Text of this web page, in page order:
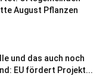
August Pflanzen
und das auch noch
EU fördert Projekt...